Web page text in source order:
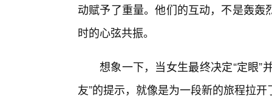
动赋予了重量。他们的互动，不是轰
时的心弦共振。
想象一下，当女生最终决定“定眼”
友”的提示，就像是为一段新的旅程拉